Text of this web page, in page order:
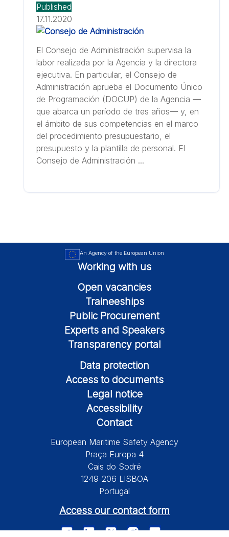
Published
17.11.2020
El Consejo de Administración supervisa la
labor realizada por la Agencia y la directora
ejecutiva. En particular, el Consejo de
Administración aprueba el Documento Único
de Programación (DOCUP) de la Agencia —
que abarca un período de tres años— y, en
el ámbito de sus competencias en el marco
del procedimiento presupuestario, el
presupuesto y la plantilla de personal. El
Consejo de Administración ...
An Agency of the European Union
Working with us
Open vacancies
Traineeships
Public Procurement
Experts and Speakers
Transparency portal
Data protection
Access to documents
Legal notice
Accessibility
Contact
European Maritime Safety Agency
Praça Europa 4
Cais do Sodré
1249-206 LISBOA
Portugal
Access our contact form